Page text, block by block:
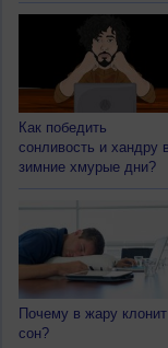
Как победить
сонливость и хандру в
зимние хмурые дни?
Почему в жару
сон?